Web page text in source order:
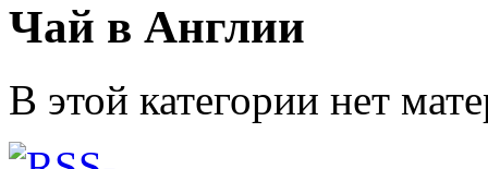
Чай в Англии
В этой категории нет